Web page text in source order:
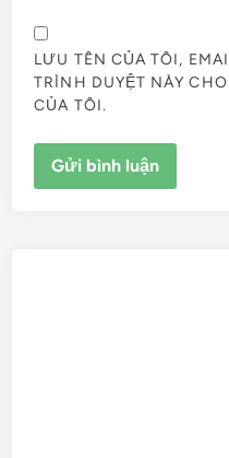
LƯU TÊN CỦA TÔI,
TRÌNH DUYỆT NÀY
CỦA TÔI.